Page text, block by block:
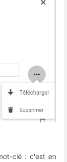
clé : c'est en